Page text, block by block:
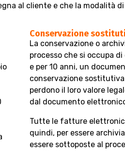
al cliente e che la modalità
Conservazione
La conservazione o
processo che si occupa
e per 10 anni, un
conservazione
perdono il loro valore
dal documento
Tutte le fatture
quindi, per essere
essere sottoposte al